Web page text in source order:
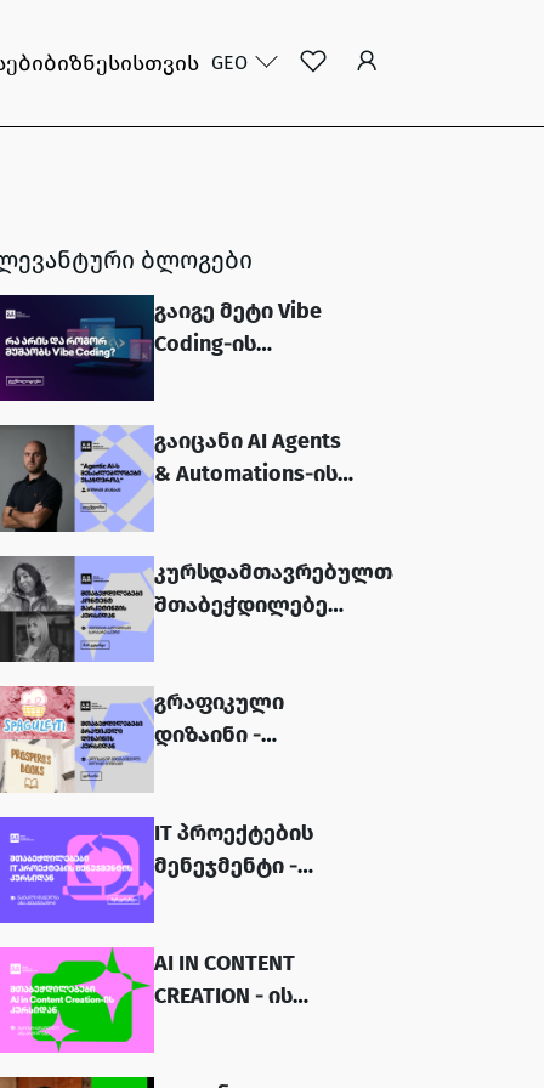
ბიზნესისთვის GEO
ბლოგები
გაიგე მეტი Vibe
Coding-ის
გაიცანი AI Agents
& Automations-ის
კურსდამთავრებულთა
შთაბეჭდილებები
გრაფიკული
დიზაინი -
IT პროექტების
მენეჯმენტი -
AI IN CONTENT
CREATION - ის